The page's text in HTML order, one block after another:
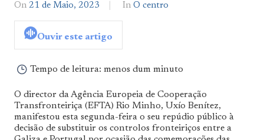
On 21 de Maio, 2023
By
In O centro
Ouvir este artigo
Tempo de leitura: menos dum minuto
O director da Agência Europeia de Cooperação
Transfronteiriça (EFTA) Rio Minho, Uxío Benítez,
manifestou esta segunda-feira o seu repúdio público à
decisão de substituir os controlos fronteiriços entre a